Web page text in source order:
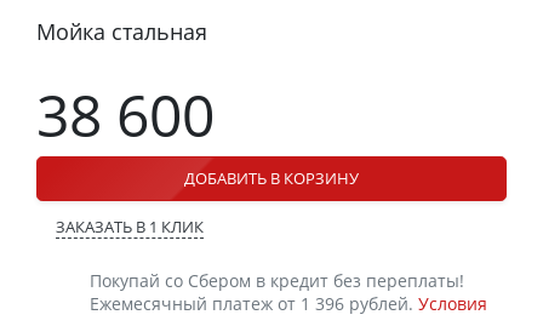
Мойка стальная
38 600
ДОБАВИТЬ В КОРЗИНУ
ЗАКАЗАТЬ В 1 КЛИК
Покупай со Сбером в кредит без переплаты!
Ежемесячный платеж от 1 396 рублей. Условия